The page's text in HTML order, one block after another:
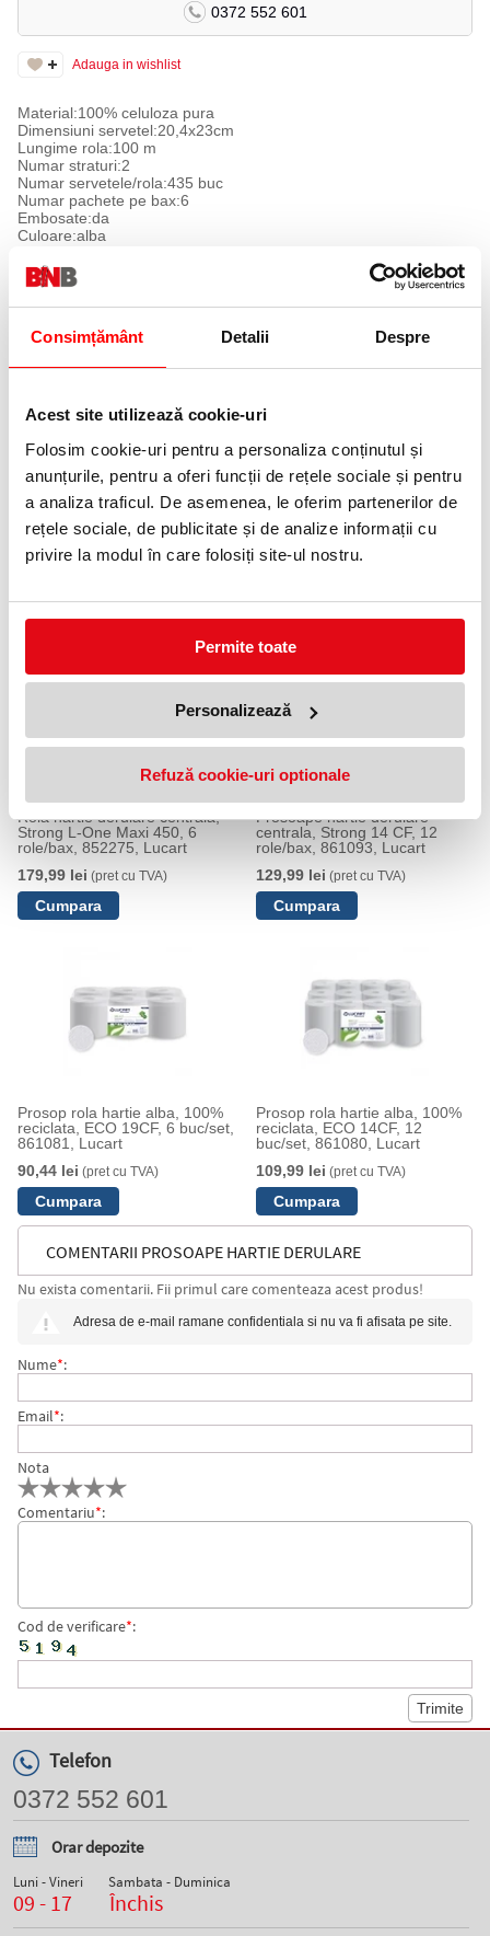
Consimțământ Detalii Despre
Acest site utilizează cookie-uri
Folosim cookie-uri pentru a personaliza conținutul și
anunțurile, pentru a oferi funcții de rețele sociale și pentru
a analiza traficul. De asemenea, le oferim partenerilor de
rețele sociale, de publicitate și de analize informații cu
privire la modul în care folosiți site-ul nostru.
Permite toate
Personalizează
Refuză cookie-uri optionale
0372 552 601
Adauga in wishlist
Material:100% celuloza pura
Dimensiuni servetel:20,4x23cm
Lungime rola:100 m
Numar straturi:2
Numar servetele/rola:435 buc
Numar pachete pe bax:6
Embosate:da
Culoare:alba
PRODUSE SIMILARE
Prosop hartie alba pe rola matic,
100% reciclata, ECO 150 ID,
861061E, Lucart
Prosop hartie pe rola matic,
100% celuloza, STRONG 155
ID, 861055E, Lucart, 6 buc/set
Rola hartie derulare centrala,
Strong L-One Maxi 450, 6
role/bax, 852275, Lucart
179,99 lei (pret cu TVA)
Prosoape hartie derulare
centrala, Strong 14 CF, 12
role/bax, 861093, Lucart
129,99 lei (pret cu TVA)
Prosop rola hartie alba, 100%
reciclata, ECO 19CF, 6 buc/set,
861081, Lucart
90,44 lei (pret cu TVA)
Prosop rola hartie alba, 100%
reciclata, ECO 14CF, 12
buc/set, 861080, Lucart
109,99 lei (pret cu TVA)
COMENTARII PROSOAPE HARTIE DERULARE
CENTRALA, STRONG 19F, 6 PACHETE/BAX, 861078,
Nu exista comentarii. Fii primul care comenteaza acest produs!
Adresa de e-mail ramane confidentiala si nu va fi afisata pe site.
Nume*:
Email*:
Nota
Comentariu*:
Cod de verificare*:
Telefon
0372 552 601
Orar depozite
Luni - Vineri
09 - 17
Sambata - Duminica
Închis